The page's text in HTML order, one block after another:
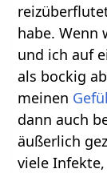
habe. Wenn
und ich auf
als bockig
meinen
dann auch
äußerlich
viele